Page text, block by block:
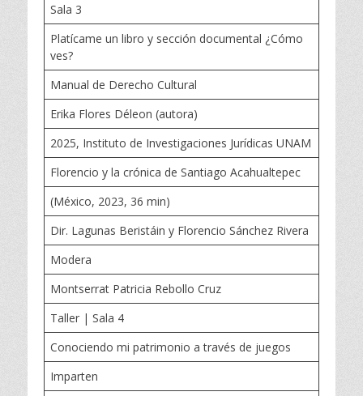
Sala 3
Platícame un libro y sección documental ¿Cómo
ves?
Manual de Derecho Cultural
Erika Flores Déleon (autora)
2025, Instituto de Investigaciones Jurídicas UNAM
Florencio y la crónica de Santiago Acahualtepec
(México, 2023, 36 min)
Dir. Lagunas Beristáin y Florencio Sánchez Rivera
Modera
Montserrat Patricia Rebollo Cruz
Taller | Sala 4
Conociendo mi patrimonio a través de juegos
Imparten